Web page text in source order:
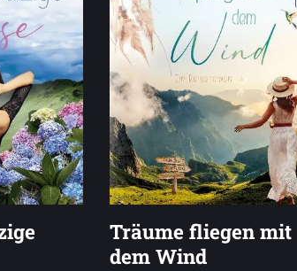
Träume fliegen mit
dem Wind